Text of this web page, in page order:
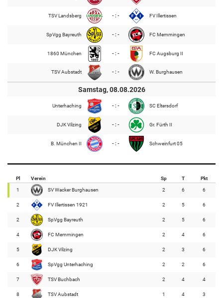
TSV Landsberg - : - FV Illertissen
SpVgg Bayreuth - : - FC Memmingen
1860 München - : - FC Augsburg II
TSV Aubstadt - : - W. Burghausen
Samstag, 08.08.2026
Unterhaching - : - SC Eltersdorf
DJK Vilzing - : - Gr. Fürth II
B. München II - : - Schweinfurt 05
Pl Verein Sp T Pkt
1 SV Wacker Burghausen 2 6 6
2 FV Illertissen 1921 2 5 6
2 SpVgg Bayreuth 2 5 6
4 FC Memmingen 2 4 6
5 DJK Vilzing 2 3 6
6 SpVgg Unterhaching 2 2 6
7 TSV Buchbach 2 4 4
8 TSV Aubstadt 1 4 3